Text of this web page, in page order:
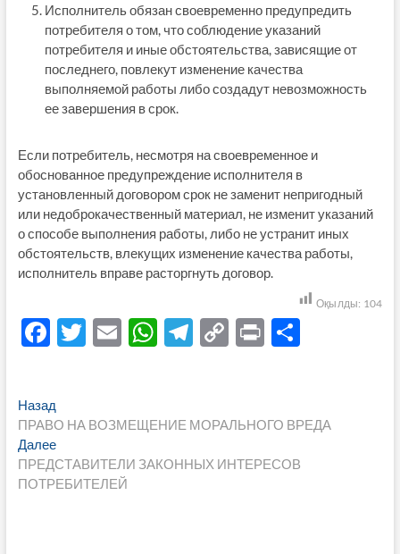
Исполнитель обязан своевременно предупредить
потребителя о том, что соблюдение указаний
потребителя и иные обстоятельства, зависящие от
последнего, повлекут изменение качества
выполняемой работы либо создадут невозможность
ее завершения в срок.
Если потребитель, несмотря на своевременное и
обоснованное предупреждение исполнителя в
установленный договором срок не заменит непригодный
или недоброкачественный материал, не изменит указаний
о способе выполнения работы, либо не устранит иных
обстоятельств, влекущих изменение качества работы,
исполнитель вправе расторгнуть договор.
Оқылды: 104
F
b
o
o
T
er
E W
s
p
T
gr
m
C
y
n
P О
а
и
Навигация
по
записям
НазадПредыдущая
запись:
ПРАВО НА ВОЗМЕЩЕНИЕ МОРАЛЬНОГО ВРЕДА
ДалееСледующая
запись:
ПРЕДСТАВИТЕЛИ ЗАКОННЫХ ИНТЕРЕСОВ
ПОТРЕБИТЕЛЕЙ